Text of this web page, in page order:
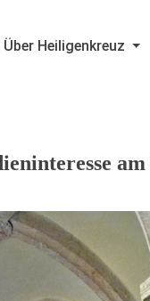
Über Heiligenkreuz